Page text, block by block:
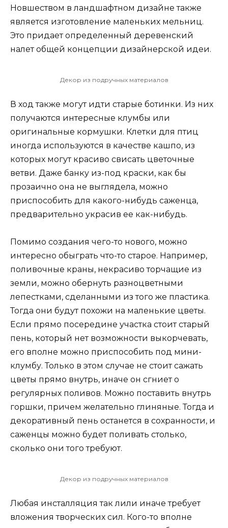
Новшеством в ландшафтном дизайне также
является изготовление маленьких мельниц.
Это придает определенный деревенский
налет общей концепции дизайнерской идеи.
Декор из подручных материалов
В ход также могут идти старые ботинки. Из них
получаются интересные клумбы или
оригинальные кормушки. Клетки для птиц
иногда используются в качестве кашпо, из
которых могут красиво свисать цветочные
ветви. Даже банку из-под краски, как бы
прозаично она не выглядела, можно
приспособить для какого-нибудь саженца,
предварительно украсив ее как-нибудь.
Помимо создания чего-то нового, можно
интересно обыграть что-то старое. Например,
поливочные краны, некрасиво торчащие из
земли, можно обернуть разноцветными
лепестками, сделанными из того же пластика.
Тогда они будут похожи на маленькие цветы.
Если прямо посередине участка стоит старый
пень, который нет возможности выкорчевать,
его вполне можно приспособить под мини-
клумбу. Только в этом случае не стоит сажать
цветы прямо внутрь, иначе он сгниет о
регулярных поливов. Можно поставить внутрь
горшки, причем желательно глиняные. Тогда и
декоративный пень останется в сохранности, и
саженцы можно будет поливать столько,
сколько они того требуют.
Декор из подручных материалов
Любая инсталляция так лили иначе требует
вложения творческих сил. Кого-то вполне